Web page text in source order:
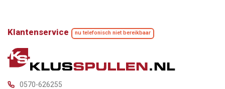
Klantenservice nu telefonisch niet bereikbaar
0570-626255